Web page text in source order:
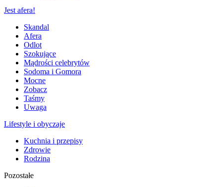
Jest afera!
Skandal
Afera
Odlot
Szokujące
Mądrości celebrytów
Sodoma i Gomora
Mocne
Zobacz
Taśmy
Uwaga
Lifestyle i obyczaje
Kuchnia i przepisy
Zdrowie
Rodzina
Pozostałe